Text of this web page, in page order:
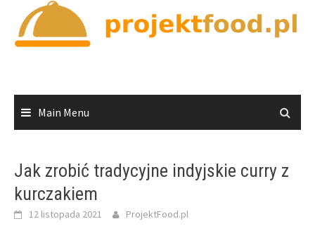
content
Main Menu
Jak zrobić tradycyjne indyjskie curry z
kurczakiem
12 listopada 2021 ProjektFood.pl